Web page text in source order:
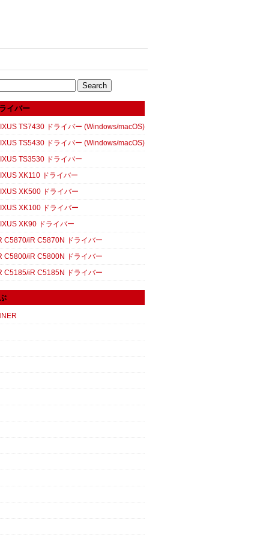
イバー
TS7430 ドライバー (Windows/macOS)
TS5430 ドライバー (Windows/macOS)
TS3530 ドライバー
XK110 ドライバー
XK500 ドライバー
XK100 ドライバー
XK90 ドライバー
C5870/iR C5870N ドライバー
C5800/iR C5800N ドライバー
C5185/iR C5185N ドライバー